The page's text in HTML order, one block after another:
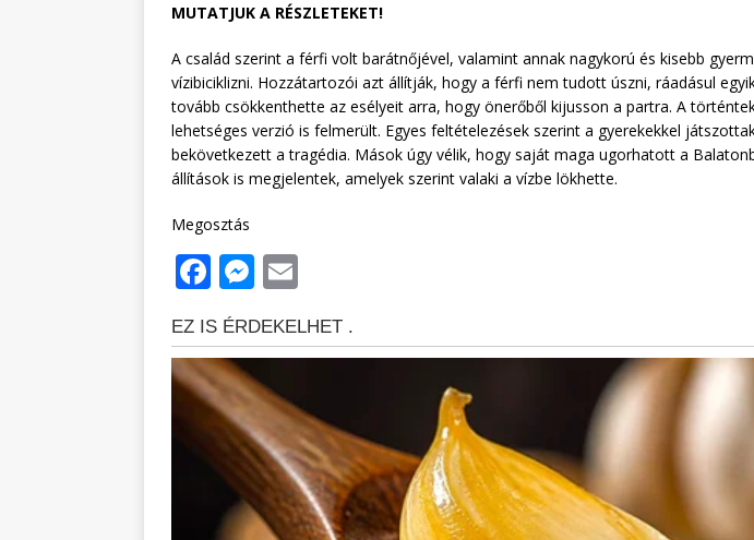
MUTATJUK A RÉSZLETEKET!
A család szerint a férfi volt barátnőjével, valamint annak nagykorú és kisebb
vízibiciklizni. Hozzátartozói azt állítják, hogy a férfi nem tudott úszni, ráadásul
tovább csökkenthette az esélyeit arra, hogy önerőből kijusson a partra. A
lehetséges verzió is felmerült. Egyes feltételezések szerint a gyerekekkel
bekövetkezett a tragédia. Mások úgy vélik, hogy saját maga ugorhatott a
állítások is megjelentek, amelyek szerint valaki a vízbe lökhette.
Megosztás
F
a
c
e
b
o
o
k
M
ss
e
n
g
e
r
ai